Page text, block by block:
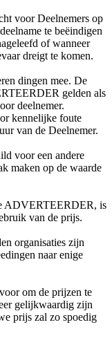
voor Deelnemers op
te beëindigen
of wanneer
dreigt te komen.
dingen mee. De
gelden als
deelnemer.
kennelijke foute
van de Deelnemer.
voor een andere
maken op de waarde
ADVERTEERDER, is
van de prijs.
organisaties zijn
naar enige
om de prijzen te
gelijkwaardig zijn
prijs zal zo spoedig